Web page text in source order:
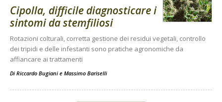
Cipolla, difficile diagnosticare i
sintomi da stemfiliosi
Rotazioni colturali, corretta gestione dei residui vegetali, controllo
dei tripidi e delle infestanti sono pratiche agronomiche da
affiancare ai trattamenti
Di Riccardo Bugiani e Massimo Bariselli